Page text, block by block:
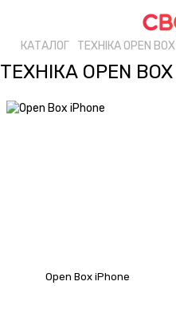
КАТАЛОГ ТЕХНІКА OPEN BOX
ТЕХНІКА OPEN BOX
Open Box iPhone